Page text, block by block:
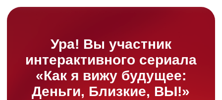
интерактивного сериала
«Как я вижу будущее:
Деньги, Близкие, ВЫ!»
В течении 2-х минут вам на email